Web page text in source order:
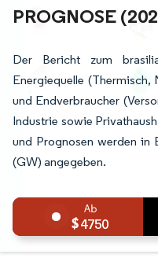
ROGNOSE
Der Bericht zum
Energiequelle (Thermisch,
und Endverbraucher
Industrie sowie
und Prognosen werden in
(GW) angegeben.
4750